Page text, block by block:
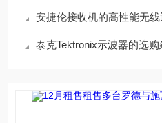
安捷伦接收机的高性能无
泰克Tektronix示波器的选购